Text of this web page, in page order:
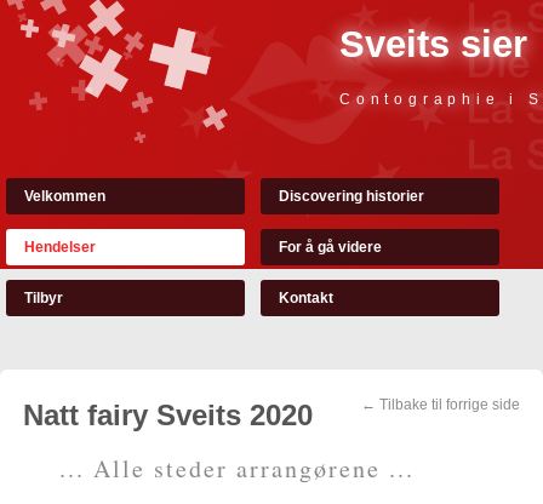
Sveits sier
Contographie i
Velkommen Discovering historier
Hendelser For å gå videre
Tilbyr Kontakt
← Tilbake til forrige side
Natt fairy Sveits 2020
... Alle steder arrangørene ...